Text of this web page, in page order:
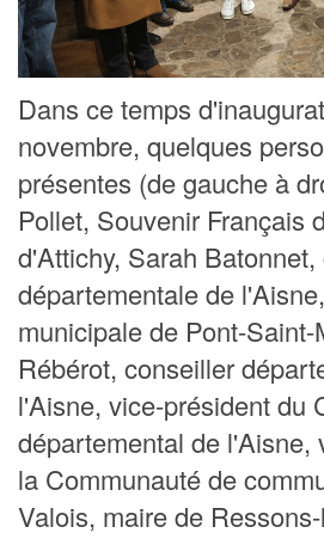
Dans ce temps
novembre, quelques
présentes (de gauche à
Pollet, Souvenir Français
d'Attichy, Sarah
départementale de
municipale de Pont-
Rébérot, conseiller
l'Aisne, vice-président du
départemental de l'Aisne,
la Communauté de
Valois, maire de